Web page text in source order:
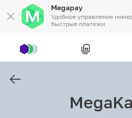
Megapay
Удобное управление
быстрые платежи
Частным клиентам